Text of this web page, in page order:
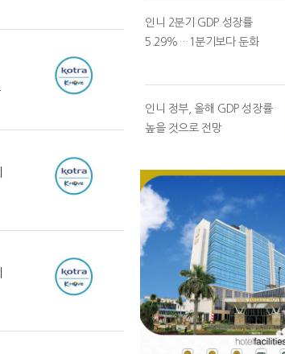
인니 2분기 GDP 성장률
5.29%…1분기보다 둔화
인니 정부, 올해 GDP 성장률
높을 것으로 전망